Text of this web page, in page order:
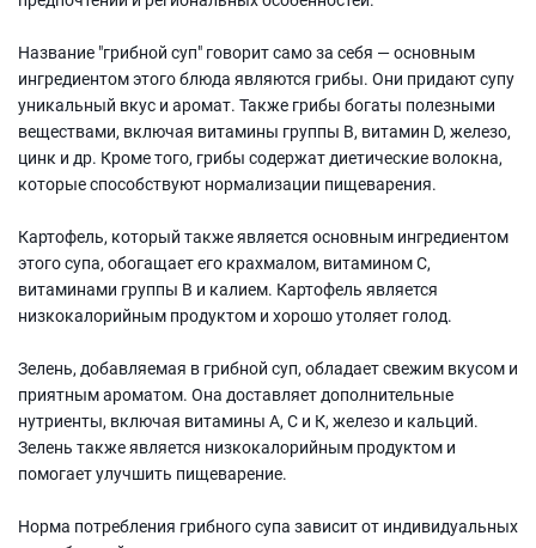
Название "грибной суп" говорит само за себя — основным
ингредиентом этого блюда являются грибы. Они придают супу
уникальный вкус и аромат. Также грибы богаты полезными
веществами, включая витамины группы В, витамин D, железо,
цинк и др. Кроме того, грибы содержат диетические волокна,
которые способствуют нормализации пищеварения.
Картофель, который также является основным ингредиентом
этого супа, обогащает его крахмалом, витамином С,
витаминами группы В и калием. Картофель является
низкокалорийным продуктом и хорошо утоляет голод.
Зелень, добавляемая в грибной суп, обладает свежим вкусом и
приятным ароматом. Она доставляет дополнительные
нутриенты, включая витамины А, С и К, железо и кальций.
Зелень также является низкокалорийным продуктом и
помогает улучшить пищеварение.
Норма потребления грибного супа зависит от индивидуальных